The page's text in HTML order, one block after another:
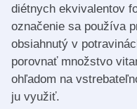
diétnych ekvivalentov
označenie sa používa
obsiahnutý v
porovnať množstvo
ohľadom na
ju využiť.